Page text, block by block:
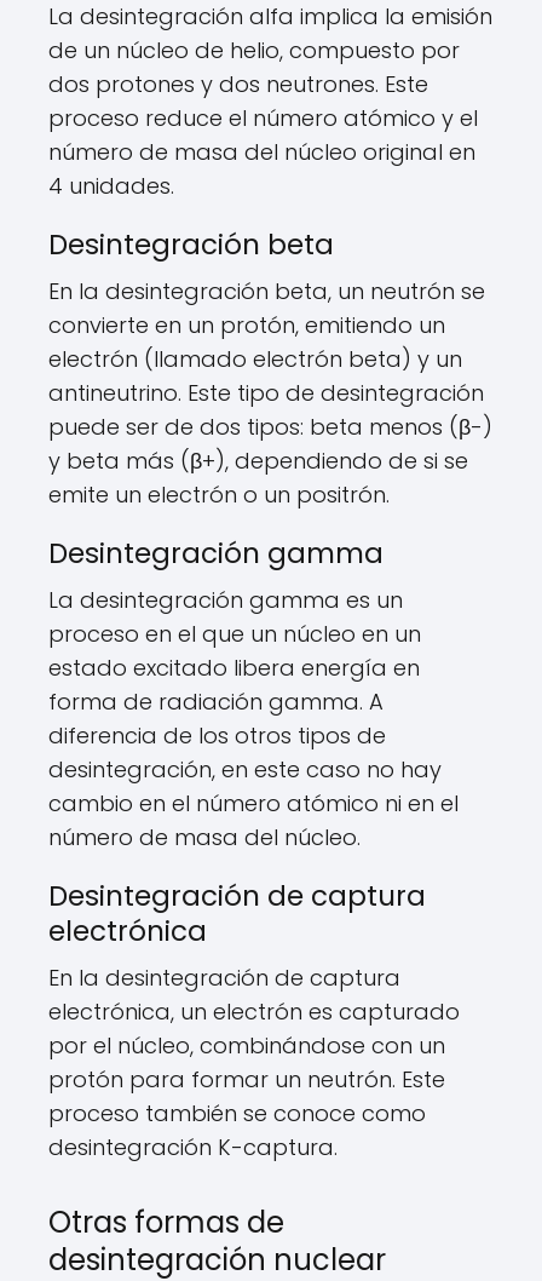
La desintegración alfa implica la emisión
de un núcleo de helio, compuesto por
dos protones y dos neutrones. Este
proceso reduce el número atómico y el
número de masa del núcleo original en
4 unidades.
Desintegración beta
En la desintegración beta, un neutrón se
convierte en un protón, emitiendo un
electrón (llamado electrón beta) y un
antineutrino. Este tipo de desintegración
puede ser de dos tipos: beta menos (β-)
y beta más (β+), dependiendo de si se
emite un electrón o un positrón.
Desintegración gamma
La desintegración gamma es un
proceso en el que un núcleo en un
estado excitado libera energía en
forma de radiación gamma. A
diferencia de los otros tipos de
desintegración, en este caso no hay
cambio en el número atómico ni en el
número de masa del núcleo.
Desintegración de captura
electrónica
En la desintegración de captura
electrónica, un electrón es capturado
por el núcleo, combinándose con un
protón para formar un neutrón. Este
proceso también se conoce como
desintegración K-captura.
Otras formas de
desintegración nuclear